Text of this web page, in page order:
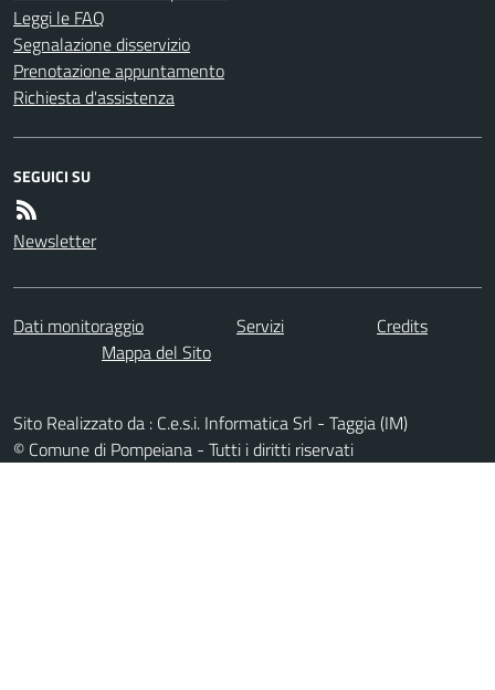
Leggi le FAQ
Segnalazione disservizio
Prenotazione appuntamento
Richiesta d'assistenza
SEGUICI SU
Newsletter
Dati monitoraggio Servizi
Credits
Mappa del Sito
Sito Realizzato da : C.e.s.i. Informatica Srl - Taggia (IM)
© Comune di Pompeiana - Tutti i diritti riservati